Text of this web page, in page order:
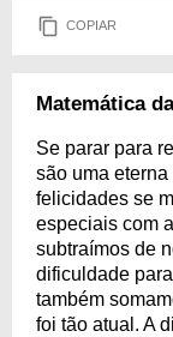
COPIAR
Matemática
Se parar para
são uma
felicidades se
especiais com
subtraímos de
dificuldade
também
foi tão atual. A